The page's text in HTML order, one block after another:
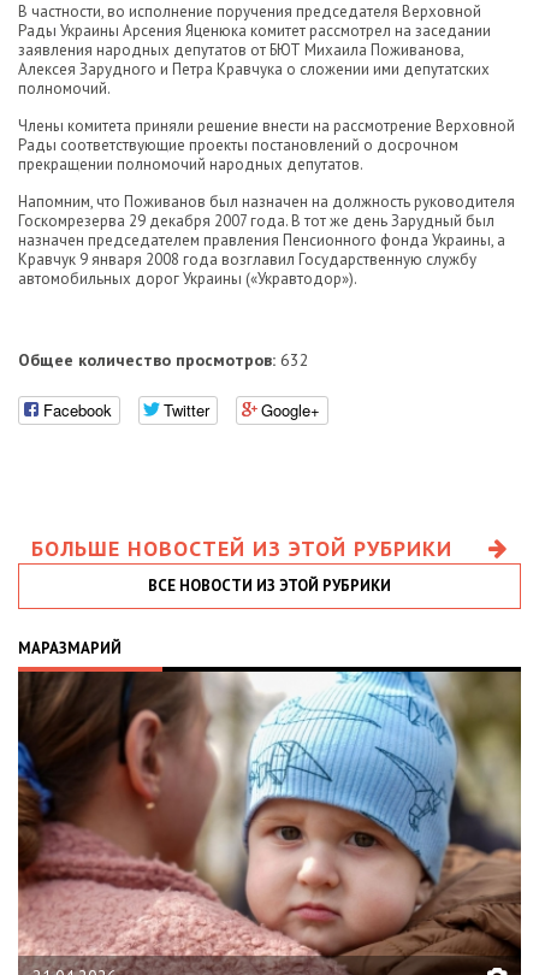
В частности, во исполнение поручения председателя Верховной
Рады Украины Арсения Яценюка комитет рассмотрел на заседании
заявления народных депутатов от БЮТ Михаила Поживанова,
Алексея Зарудного и Петра Кравчука о сложении ими депутатских
полномочий.
Члены комитета приняли решение внести на рассмотрение Верховной
Рады соответствующие проекты постановлений о досрочном
прекращении полномочий народных депутатов.
Напомним, что Поживанов был назначен на должность руководителя
Госкомрезерва 29 декабря 2007 года. В тот же день Зарудный был
назначен председателем правления Пенсионного фонда Украины, а
Кравчук 9 января 2008 года возглавил Государственную службу
автомобильных дорог Украины («Укравтодор»).
Общее количество просмотров: 632
Facebook Twitter Google+
БОЛЬШЕ НОВОСТЕЙ ИЗ ЭТОЙ РУБРИКИ
ВСЕ НОВОСТИ ИЗ ЭТОЙ РУБРИКИ
МАРАЗМАРИЙ